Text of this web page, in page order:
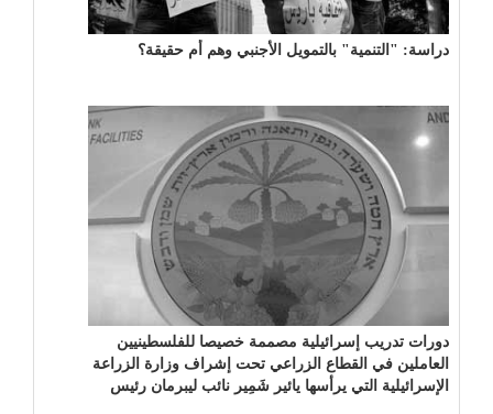
دراسة: "التنمية" بالتمويل الأجنبي وهم أم حقيقة؟
دورات تدريب إسرائيلية مصممة خصيصا للفلسطينيين
العاملين في القطاع الزراعي تحت إشراف وزارة الزراعة
الإسرائيلية التي يرأسها يائير شَمِير نائب ليبرمان رئيس